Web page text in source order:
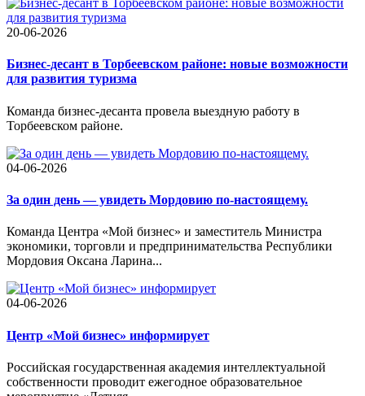
20-06-2026
Бизнес-десант в Торбеевском районе: новые возможности
для развития туризма
Команда бизнес-десанта провела выездную работу в
Торбеевском районе.
04-06-2026
За один день — увидеть Мордовию по-настоящему.
Команда Центра «Мой бизнес» и заместитель Министра
экономики, торговли и предпринимательства Республики
Мордовия Оксана Ларина...
04-06-2026
Центр «Мой бизнес» информирует
Российская государственная академия интеллектуальной
собственности проводит ежегодное образовательное